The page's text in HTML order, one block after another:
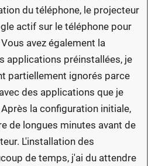
du téléphone, le projecteur
actif sur le téléphone pour
avez également la
applications préinstallées, je
partiellement ignorés parce
des applications que je
la configuration initiale,
de longues minutes avant de
L'installation des
de temps, j'ai du attendre